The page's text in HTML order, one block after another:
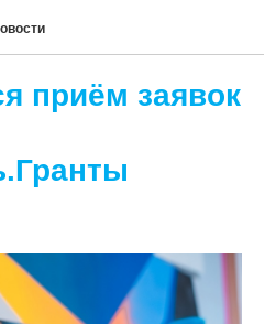
приём заявок